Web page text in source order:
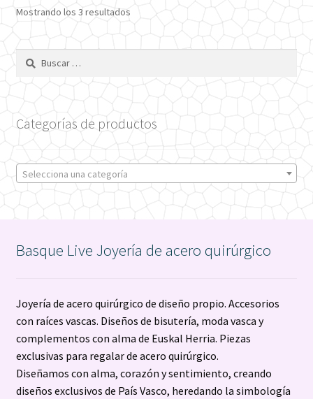
opciones
se
pueden
la
página
de
producto
Mostrando los 3 resultadosOrdenado
por
Buscar:
Categorías de productos
Selecciona una categoría
Basque Live Joyería de acero quirúrgico
Joyería de acero quirúrgico de diseño propio. Accesorios
con raíces vascas. Diseños de bisutería, moda vasca y
complementos con alma de Euskal Herria. Piezas
exclusivas para regalar de acero quirúrgico.
Diseñamos con alma, corazón y sentimiento, creando
diseños exclusivos de País Vasco, heredando la simbología